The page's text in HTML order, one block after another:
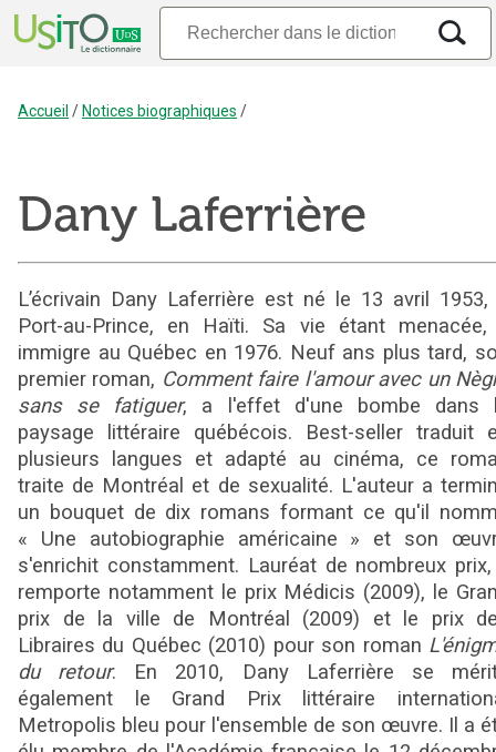
Accueil /Notices biographiques /
Dany Laferrière
L’écrivain Dany Laferrière est né le 13 avril 1953,
Port-au-Prince, en Haïti. Sa vie étant
immigre au Québec en 1976. Neuf ans plus tard,
premier roman, Comment faire l'amour avec un
sans se fatiguer, a l'effet d'une bombe dans
paysage littéraire québécois. Best-seller traduit
plusieurs langues et adapté au cinéma, ce
traite de Montréal et de sexualité. L'auteur a
un bouquet de dix romans formant ce qu'il
« Une autobiographie américaine » et son
s'enrichit constamment. Lauréat de nombreux
remporte notamment le prix Médicis (2009), le
prix de la ville de Montréal (2009) et le prix
Libraires du Québec (2010) pour son roman
du retour. En 2010, Dany Laferrière se
également le Grand Prix littéraire
Metropolis bleu pour l'ensemble de son œuvre. Il a